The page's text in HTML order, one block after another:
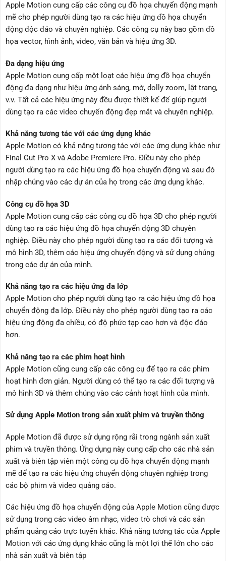
Apple Motion cung cấp các công cụ đồ họa chuyển động mạnh
mẽ cho phép người dùng tạo ra các hiệu ứng đồ họa chuyển
động độc đáo và chuyên nghiệp. Các công cụ này bao gồm đồ
họa vector, hình ảnh, video, văn bản và hiệu ứng 3D.
Đa dạng hiệu ứng
Apple Motion cung cấp một loạt các hiệu ứng đồ họa chuyển
động đa dạng như hiệu ứng ánh sáng, mờ, dolly zoom, lật trang,
v.v. Tất cả các hiệu ứng này đều được thiết kế để giúp người
dùng tạo ra các video chuyển động đẹp mắt và chuyên nghiệp.
Khả năng tương tác với các ứng dụng khác
Apple Motion có khả năng tương tác với các ứng dụng khác như
Final Cut Pro X và Adobe Premiere Pro. Điều này cho phép
người dùng tạo ra các hiệu ứng đồ họa chuyển động và sau đó
nhập chúng vào các dự án của họ trong các ứng dụng khác.
Công cụ đồ họa 3D
Apple Motion cung cấp các công cụ đồ họa 3D cho phép người
dùng tạo ra các hiệu ứng đồ họa chuyển động 3D chuyên
nghiệp. Điều này cho phép người dùng tạo ra các đối tượng và
mô hình 3D, thêm các hiệu ứng chuyển động và sử dụng chúng
trong các dự án của mình.
Khả năng tạo ra các hiệu ứng đa lớp
Apple Motion cho phép người dùng tạo ra các hiệu ứng đồ họa
chuyển động đa lớp. Điều này cho phép người dùng tạo ra các
hiệu ứng động đa chiều, có độ phức tạp cao hơn và độc đáo
hơn.
Khả năng tạo ra các phim hoạt hình
Apple Motion cũng cung cấp các công cụ để tạo ra các phim
hoạt hình đơn giản. Người dùng có thể tạo ra các đối tượng và
mô hình 3D và thêm chúng vào các cảnh hoạt hình của mình.
Sử dụng Apple Motion trong sản xuất phim và truyền thông
Apple Motion đã được sử dụng rộng rãi trong ngành sản xuất
phim và truyền thông. Ứng dụng này cung cấp cho các nhà sản
xuất và biên tập viên một công cụ đồ họa chuyển động mạnh
mẽ để tạo ra các hiệu ứng chuyển động chuyên nghiệp trong
các bộ phim và video quảng cáo.
Các hiệu ứng đồ họa chuyển động của Apple Motion cũng được
sử dụng trong các video âm nhạc, video trò chơi và các sản
phẩm quảng cáo trực tuyến khác. Khả năng tương tác của Apple
Motion với các ứng dụng khác cũng là một lợi thế lớn cho các
nhà sản xuất và biên tập